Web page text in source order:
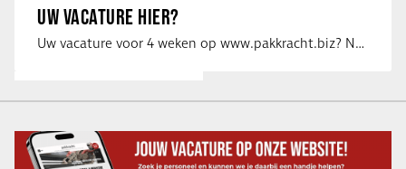
UW VACATURE HIER?
Uw vacature voor 4 weken op www.pakkracht.biz? Neem dan contact op met Yannick van …